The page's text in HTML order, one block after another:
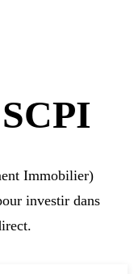
Immobilier)
investir dans